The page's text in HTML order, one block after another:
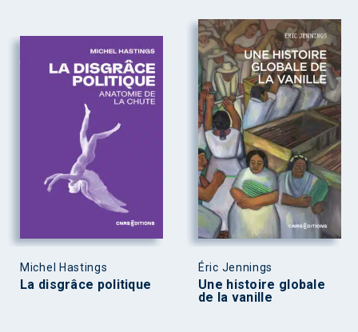
Michel Hastings
La disgrâce politique
Éric Jennings
Une histoire globale
de la vanille